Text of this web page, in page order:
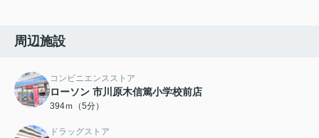
周辺施設
コンビニエンスストア
ローソン 市川原木信篤小学校前店
394ｍ（5分）
ドラッグストア